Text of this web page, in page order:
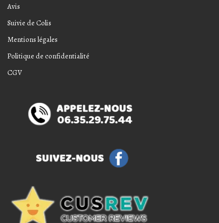
Avis
Suivie de Colis
Mentions légales
Politique de confidentialité
CGV